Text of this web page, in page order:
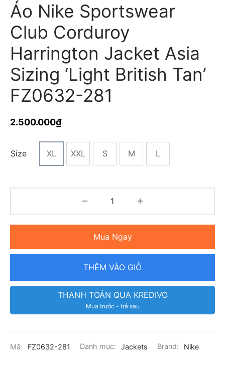
Áo Nike Sportswear
Club Corduroy
Harrington Jacket Asia
Sizing ‘Light British Tan’
FZ0632-281
2.500.000₫
Size XL XXL S M L
Mua Ngay
THÊM VÀO GIỎ
THANH TOÁN QUA KREDIVO
Mua trước - trả sau
Mã: FZ0632-281 Danh mục: Jackets Brand: Nike